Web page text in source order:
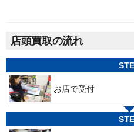
店頭買取の流れ
お店で受付